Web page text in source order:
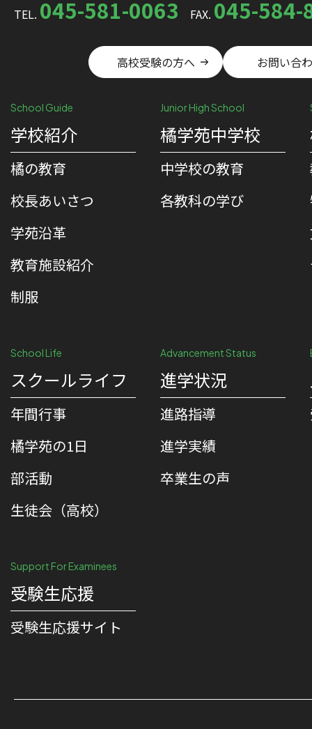
TEL. 045-581-0063 FAX. 045-584-
高校受験の方へ お問い合
School Guide
学校紹介
橘の教育
校⻑あいさつ
学苑沿革
教育施設紹介
制服
Junior High School
橘学苑中学校
中学校の教育
各教科の学び
School Life
スクールライフ
年間行事
橘学苑の1⽇
部活動
生徒会（高校）
Advancement Status
進学状況
進路指導
進学実績
卒業生の声
Support For Examinees
受験生応援
受験⽣応援サイト